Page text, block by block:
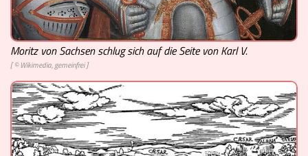
Moritz von Sachsen schlug sich auf die Seite von Karl V.
[ © Wikimedia, gemeinfrei ]